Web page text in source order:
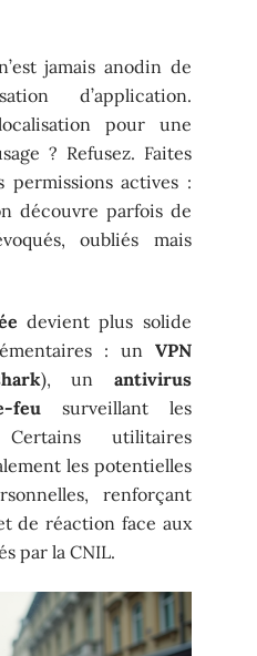
jamais anodin de
d’application.
pour une
? Refusez. Faites
permissions actives :
découvre parfois de
oubliés mais
devient plus solide
: un VPN
), un antivirus
feu surveillant les
utilitaires
les potentielles
renforçant
de réaction face aux
par la CNIL.